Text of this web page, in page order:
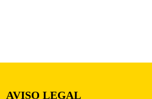
AVISO LEGAL